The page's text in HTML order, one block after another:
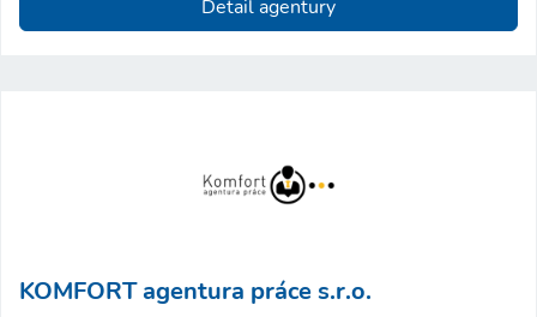
Detail agentury
KOMFORT agentura práce s.r.o.